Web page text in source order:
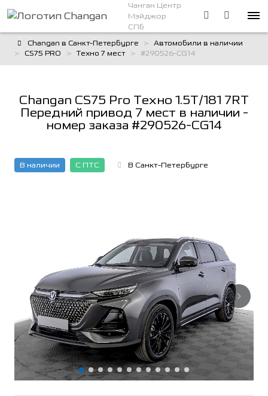
Чанган Центр
Мэйджор
СПб
Changan в Санкт-Петербурге
Автомобили в наличии
CS75 PRO
Техно 7 мест #290526-CG14
Changan CS75 Pro Техно 1.5T/181 7RT
Передний привод 7 мест в наличии -
номер заказа #290526-CG14
В наличии С ПТС В Санкт-Петербурге